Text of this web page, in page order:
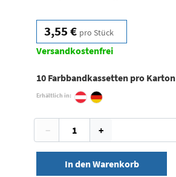
3,55 € pro Stück
Versandkostenfrei
10 Farbbandkassetten pro Karton
Erhältlich in:
− +
In den Warenkorb